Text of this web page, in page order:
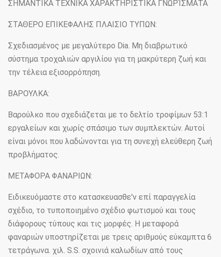
ΣΗΜΑΝΤΙΚΑ ΤΕΧΝΙΚΑ ΧΑΡΑΚΤΗΡΙΣΤΙΚΑ ΓΝΩΡΊΣΜΑΤΑ
ΣΤΑΘΕΡΟ ΕΠΙΚΕΦΑΛΗΣ ΠΛΑΙΣΙΟ ΤΥΠΩΝ:
Σχεδιασμένος με μεγαλύτερο Dia. Μη διαβρωτικό
σύστημα τροχαλιών αργιλίου για τη μακρύτερη ζωή και
την τέλεια εξισορρόπηση.
ΒΑΡΟΥΛΚΑ:
Βαρούλκο που σχεδιάζεται με το δελτίο τροφίμων 53:1
εργαλείων και χωρίς σπάσιμο των συμπλεκτών. Αυτοί
είναι μόνοι που λαδώνονται για τη συνεχή ελεύθερη ζωή
προβλήματος.
ΜΕΤΑΦΟΡΑ ΦΑΝΑΡΙΩΝ:
Ειδικευόμαστε στο κατασκευασθε'ν επί παραγγελία
σχέδιο, το τυποποιημένο σχέδιο φωτισμού και τους
διάφορους τύπους και τις μορφές. Η μεταφορά
φαναριών υποστηρίζεται με τρεις αριθμούς εύκαμπτα 6
τετράγωνα. χιλ. S.S. σχοινιά καλωδίων από τους